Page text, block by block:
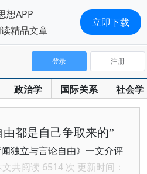
政治学 国际关系 社会学
登录 注册
都是自己争取来的”
立与言论自由》一文介评
共阅读 6514 次 更新时间：
想APP
精品文章
立即下载